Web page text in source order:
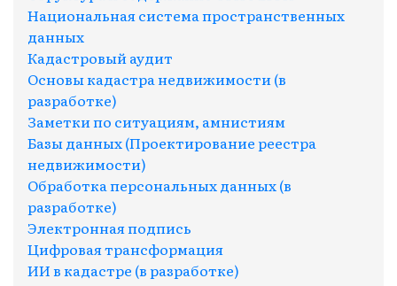
Национальная система пространственных
данных
Кадастровый аудит
Основы кадастра недвижимости (в
разработке)
Заметки по ситуациям, амнистиям
Базы данных (Проектирование реестра
недвижимости)
Обработка персональных данных (в
разработке)
Электронная подпись
Цифровая трансформация
ИИ в кадастре (в разработке)